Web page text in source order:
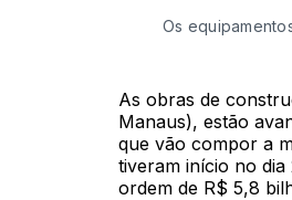
Os
As obras de
Manaus), estão
que vão compor a
tiveram início no
ordem de R$ 5,8